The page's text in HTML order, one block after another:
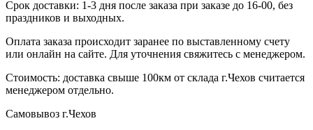
Срок доставки: 1-3 дня после заказа при заказе до 16-00, без
праздников и выходных.
Оплата заказа происходит заранее по выставленному счету
или онлайн на сайте. Для уточнения свяжитесь с менеджером.
Стоимость: доставка свыше 100км от склада г.Чехов считается
менеджером отдельно.
Самовывоз г.Чехов